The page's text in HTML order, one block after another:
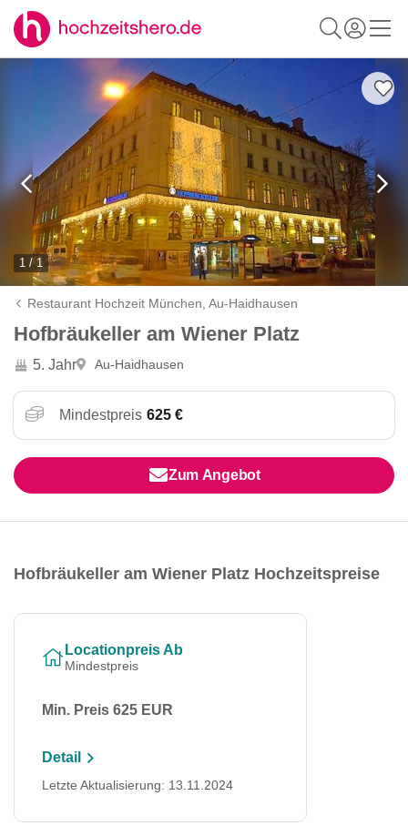
1 / 1
Restaurant Hochzeit München,Au-Haidhausen
Hofbräukeller am Wiener Platz
5. Jahr Au-Haidhausen
Mindestpreis 625 €
Zum Angebot
Hofbräukeller am Wiener Platz Hochzeitspreise
Locationpreis Ab
Mindestpreis
Min. Preis 625 EUR
Detail
Letzte Aktualisierung: 13.11.2024